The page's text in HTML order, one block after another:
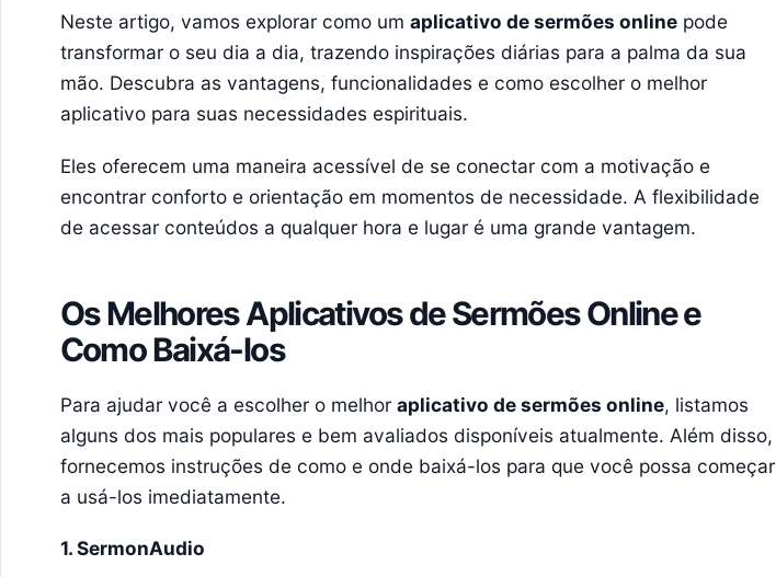
Neste artigo, vamos explorar como um aplicativo de sermões onlinepode
transformar o seu dia a dia, trazendo inspirações diárias para a palma da sua
mão. Descubra as vantagens, funcionalidades e como escolher o melhor
aplicativo para suas necessidades espirituais.
Eles oferecem uma maneira acessível de se conectar com a motivação e
encontrar conforto e orientação em momentos de necessidade. A flexibilidade
de acessar conteúdos a qualquer hora e lugar é uma grande vantagem.
Os Melhores Aplicativos de Sermões Online e
Como Baixá-los
Para ajudar você a escolher o melhor aplicativo de sermões online, listamos
alguns dos mais populares e bem avaliados disponíveis atualmente. Além disso,
fornecemos instruções de como e onde baixá-los para que você possa começar
a usá-los imediatamente.
1. SermonAudio